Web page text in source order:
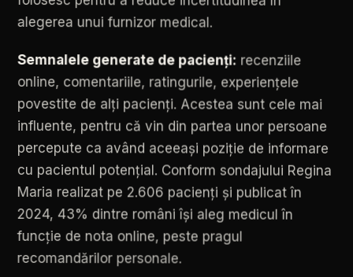
alegerea unui furnizor medical.
Semnalele generate de pacienți: recenziile
online, comentariile, ratingurile, experiențele
povestite de alți pacienți. Acestea sunt cele mai
influente, pentru că vin din partea unor persoane
percepute ca având aceeași poziție de informare
cu pacientul potențial. Conform sondajului Regina
Maria realizat pe 2.606 pacienți și publicat în
2024, 43% dintre români își aleg medicul în
funcție de nota online, peste pragul
recomandărilor personale.